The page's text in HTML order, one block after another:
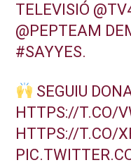
TELEVISIÓ
@PEPTEAM
#SAYYES.
SEGUIU
HTTPS://T.CO/
HTTPS://T.CO/